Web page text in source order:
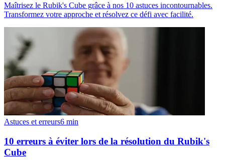
Maîtrisez le Rubik's Cube grâce à nos 10 astuces incontournables.
Transformez votre approche et résolvez ce défi avec facilité.
Astuces et erreurs6 min
10 erreurs à éviter lors de la résolution du Rubik's
Cube